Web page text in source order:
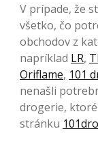
V prípade, že
všetko, čo
obchodov z
napríklad LR,
Oriflame, 101
nenašli
drogerie,
stránku